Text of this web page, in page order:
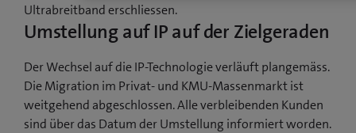
Ultrabreitband erschliessen.
Umstellung auf IP auf der Zielgeraden
Der Wechsel auf die IP-Technologie verläuft plangemäss.
Die Migration im Privat- und KMU-Massenmarkt ist
weitgehend abgeschlossen. Alle verbleibenden Kunden
sind über das Datum der Umstellung informiert worden.